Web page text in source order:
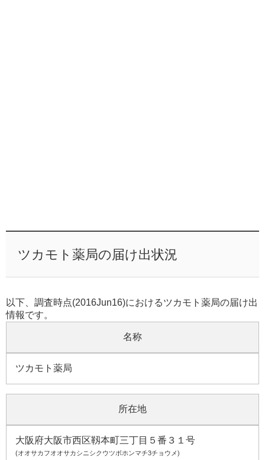
ツカモト薬局の届け出状況
以下、調査時点(2016Jun16)におけるツカモト薬局の届け出
情報です。
名称
ツカモト薬局
所在地
大阪府大阪市西区靱本町三丁目５番３１号
(オオサカフオオサカシニシクウツボホンマチ3チョウメ)